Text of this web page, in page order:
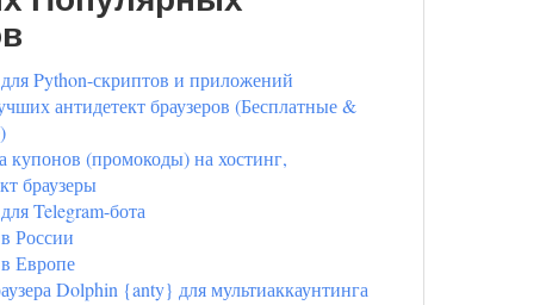
Python-скриптов и приложений
антидетект браузеров (Бесплатные &
купонов (промокоды) на хостинг,
браузеры
Telegram-бота
России
Европе
Dolphin {anty} для мультиаккаунтинга